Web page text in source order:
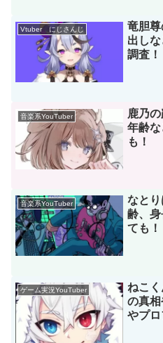
Vtuber にじさんじ
竜胆
出し
調査！
音楽系YouTuber
鹿乃
年齢
も！
音楽系YouTuber
なと
齢、
ても！
ゲーム実況YouTuber
ねこ
の真
やプロ